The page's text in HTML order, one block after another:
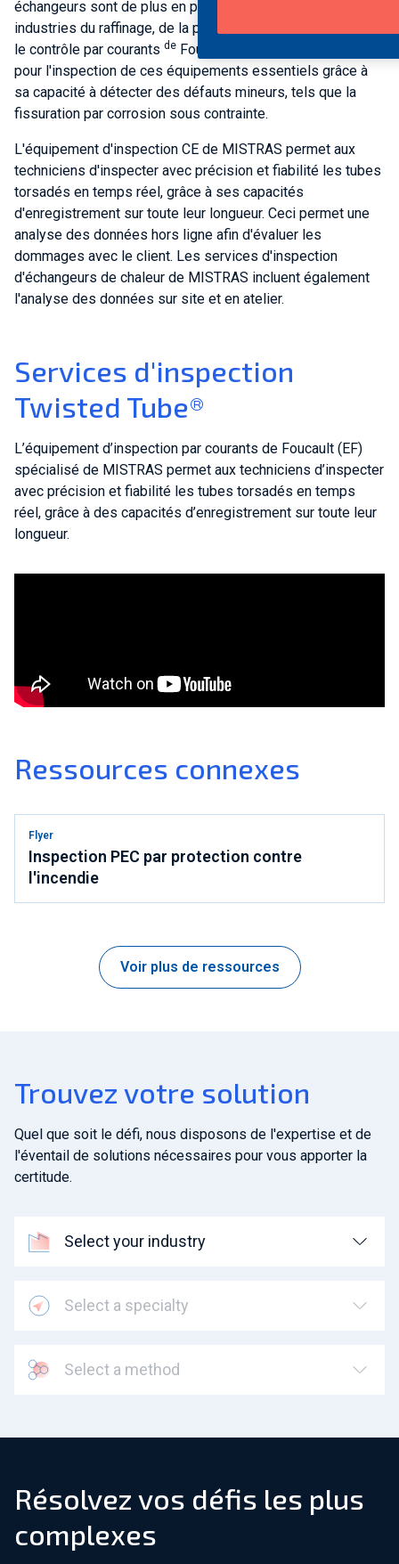
échangeurs sont de plus en plus utilisés dans les
industries du raffinage, de la pétrochimie et de la chimie, et
le contrôle par courants de Foucault s'est avéré efficace
pour l'inspection de ces équipements essentiels grâce à
sa capacité à détecter des défauts mineurs, tels que la
fissuration par corrosion sous contrainte.
L'équipement d'inspection CE de MISTRAS permet aux
techniciens d'inspecter avec précision et fiabilité les tubes
torsadés en temps réel, grâce à ses capacités
d'enregistrement sur toute leur longueur. Ceci permet une
analyse des données hors ligne afin d'évaluer les
dommages avec le client. Les services d'inspection
d'échangeurs de chaleur de MISTRAS incluent également
l'analyse des données sur site et en atelier.
Services d'inspection
Twisted Tube®
L’équipement d’inspection par courants de Foucault (EF)
spécialisé de MISTRAS permet aux techniciens d’inspecter
avec précision et fiabilité les tubes torsadés en temps
réel, grâce à des capacités d’enregistrement sur toute leur
longueur.
Ressources connexes
Flyer
Inspection PEC par protection contre
l'incendie
Voir plus de ressources
Trouvez votre solution
Quel que soit le défi, nous disposons de l'expertise et de
l'éventail de solutions nécessaires pour vous apporter la
certitude.
Select your industry
Select a specialty
Select a method
Résolvez vos défis les plus
complexes